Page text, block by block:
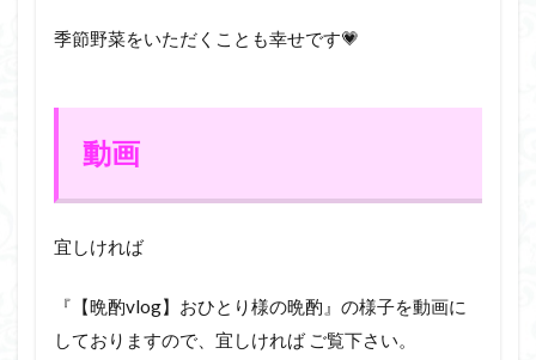
季節野菜をいただくことも幸せです💗
動画
宜しければ
『【晩酌vlog】おひとり様の晩酌』の様子を動画に
しておりますので、宜しければ ご覧下さい。